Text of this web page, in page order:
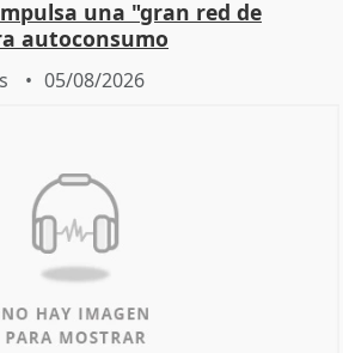
una "gran red de
autoconsumo
05/08/2026